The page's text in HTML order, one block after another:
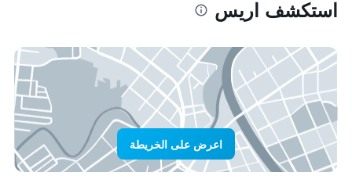
استكشف اريس
اعرض على الخريطة